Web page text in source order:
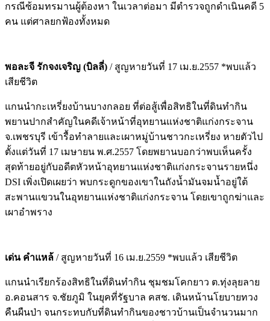
กรณีซ้อมทรมานผู้ต้องหา ในเวลาต่อมา มีตำรวจถูกดำเนินคดี 5
คน แต่ศาลยกฟ้องทั้งหมด
พอละจี รักจงเจริญ (บิลลี่) / สูญหายวันที่ 17 เม.ย.2557 *พบแล้ว
เสียชีวิต
แกนนำกะเหรี่ยงบ้านบางกลอย ที่ต่อสู้เพื่อสิทธิในที่ดินทำกิน
พยานปากสำคัญในคดีเจ้าหน้าที่อุทยานแห่งชาติแก่งกระจาน
จ.เพชรบุรี เข้ารื้อทำลายและเผาหมู่บ้านชาวกะเหรี่ยง หายตัวไป
ตั้งแต่วันที่ 17 เมษายน พ.ศ.2557 โดยพยานบอกว่าพบเห็นครั้ง
สุดท้ายอยู่กับอดีตหัวหน้าอุทยานแห่งชาติแก่งกระจานรายหนึ่ง
DSI เพิ่งเปิดเผยว่า พบกระดูกของเขาในถังน้ำมันจมน้ำอยู่ใต้
สะพานแขวนในอุทยานแห่งชาติแก่งกระจาน โดยเขาถูกฆ่าและ
เผาอำพราง
เด่น คำแหล้ / สูญหายวันที่ 16 เม.ย.2559 *พบแล้ว เสียชีวิต
แกนนำเรียกร้องสิทธิในที่ดินทำกิน ชุมชมโคกยาว ต.ทุ่งลุยลาย
อ.คอนสาร จ.ชัยภูมิ ในยุคที่รัฐบาล คสช. เดินหน้านโยบายทวง
คืนผืนป่า จนกระทบกับที่ดินทำกินของชาวบ้านเป็นจำนวนมาก